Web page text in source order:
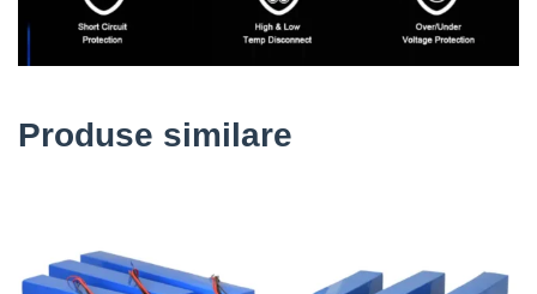
Produse similare